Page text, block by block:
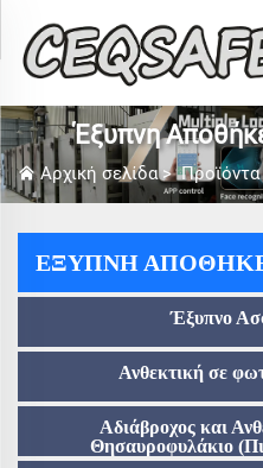
Έξυπνη
Αρχική σελίδα>Προϊόντα
ΈΞΥΠΝΗ
Έξυπνο
Ανθεκτική σε
Αδιάβροχος και
Θησαυροφυλάκιο